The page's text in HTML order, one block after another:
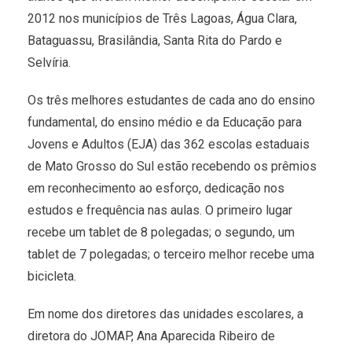
2012 nos municípios de Três Lagoas, Água Clara,
Bataguassu, Brasilândia, Santa Rita do Pardo e
Selvíria.
Os três melhores estudantes de cada ano do ensino
fundamental, do ensino médio e da Educação para
Jovens e Adultos (EJA) das 362 escolas estaduais
de Mato Grosso do Sul estão recebendo os prêmios
em reconhecimento ao esforço, dedicação nos
estudos e frequência nas aulas. O primeiro lugar
recebe um tablet de 8 polegadas; o segundo, um
tablet de 7 polegadas; o terceiro melhor recebe uma
bicicleta.
Em nome dos diretores das unidades escolares, a
diretora do JOMAP, Ana Aparecida Ribeiro de